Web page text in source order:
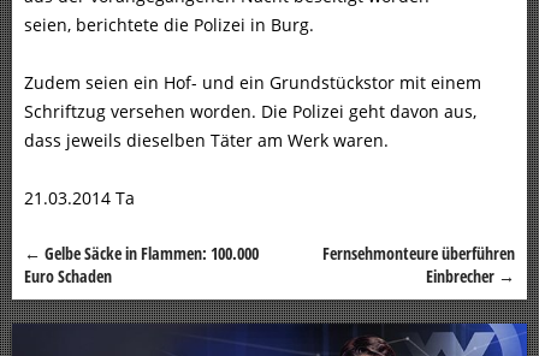
seien, berichtete die Polizei in Burg.
Zudem seien ein Hof- und ein Grundstückstor mit einem
Schriftzug versehen worden. Die Polizei geht davon aus,
dass jeweils dieselben Täter am Werk waren.
21.03.2014 Ta
Beitragsnavigation
← Gelbe Säcke in Flammen: 100.000
Euro Schaden
Fernsehmonteure überführen
Einbrecher →